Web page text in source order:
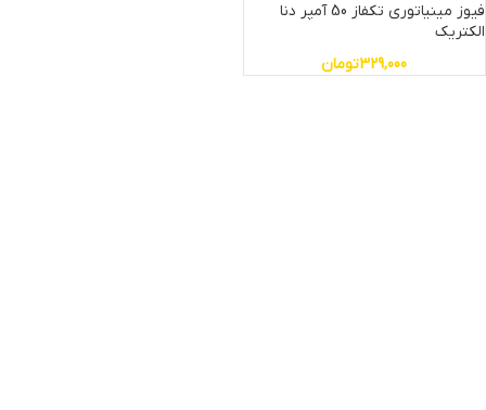
فیوز مینیاتوری تکفاز 50 آمپر دنا
الکتریک
329,000تومان